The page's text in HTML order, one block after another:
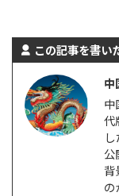
この記事を書い
中
中
代
公
背
の